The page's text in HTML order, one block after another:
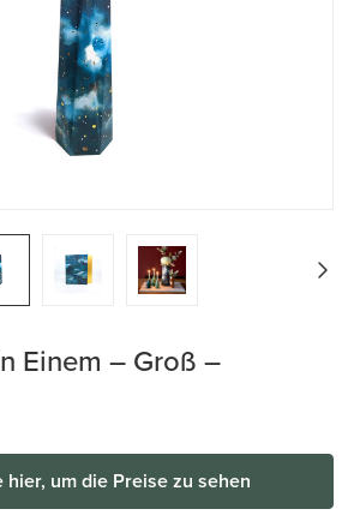
Einem – Groß –
hier, um die Preise zu sehen